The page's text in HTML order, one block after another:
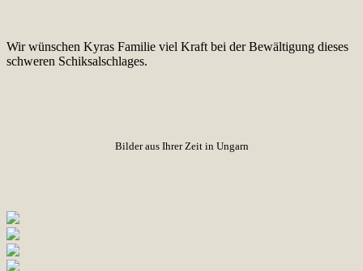
Wir wünschen Kyras Familie viel Kraft bei der Bewältigung dieses
schweren Schiksalschlages.
Bilder aus Ihrer Zeit in Ungarn